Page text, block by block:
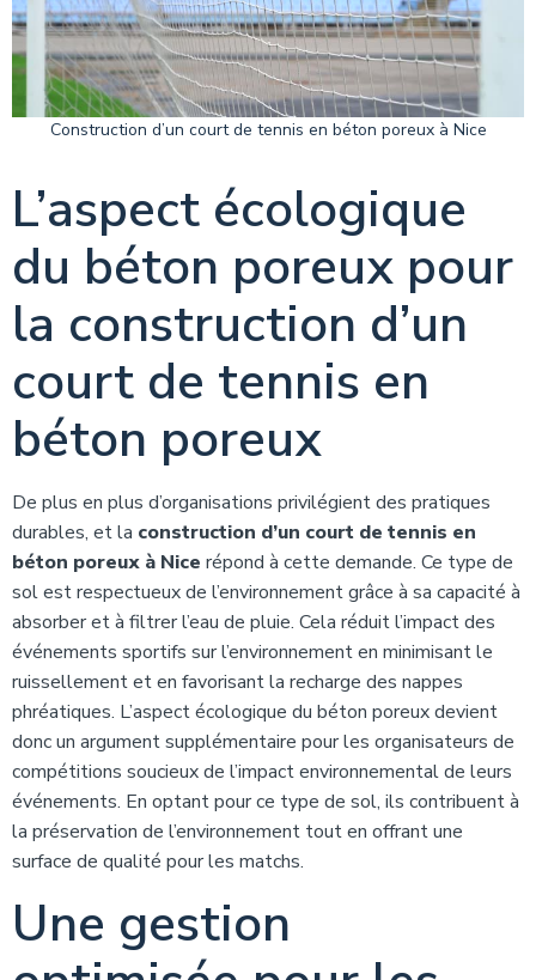
Construction d’un court de tennis en béton poreux à Nice
L’aspect écologique
du béton poreux pour
la construction d’un
court de tennis en
béton poreux
De plus en plus d’organisations privilégient des pratiques
durables, et la construction d’un court de tennis en
béton poreux à Nice répond à cette demande. Ce type de
sol est respectueux de l’environnement grâce à sa capacité à
absorber et à filtrer l’eau de pluie. Cela réduit l’impact des
événements sportifs sur l’environnement en minimisant le
ruissellement et en favorisant la recharge des nappes
phréatiques. L’aspect écologique du béton poreux devient
donc un argument supplémentaire pour les organisateurs de
compétitions soucieux de l’impact environnemental de leurs
événements. En optant pour ce type de sol, ils contribuent à
la préservation de l’environnement tout en offrant une
surface de qualité pour les matchs.
Une gestion